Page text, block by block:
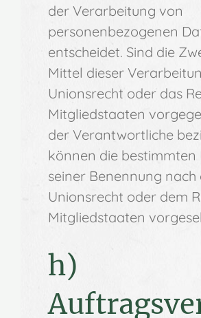
der Verarbeitung von
personenbezogenen
entscheidet. Sind die
Mittel dieser
Unionsrecht oder das
Mitgliedstaaten
der Verantwortliche
können die bestimmten
seiner Benennung nach
Unionsrecht oder dem
Mitgliedstaaten
h)